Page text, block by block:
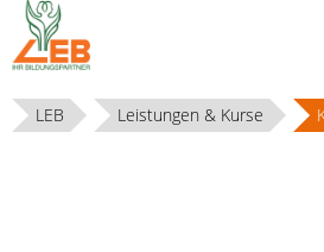
LEB Leistungen & Kurse